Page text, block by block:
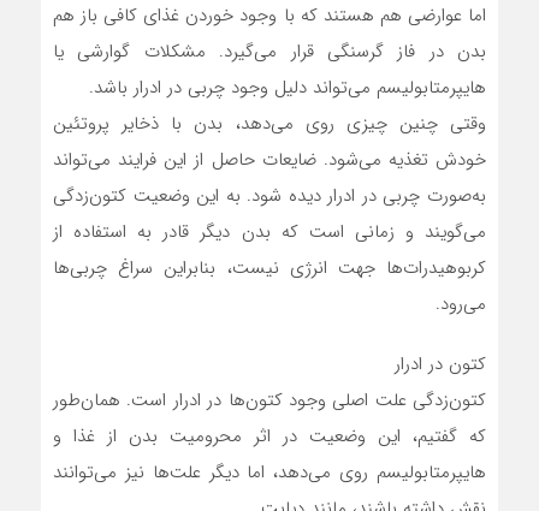
اما عوارضی هم هستند که با وجود خوردن غذای کافی باز هم
بدن در فاز گرسنگی قرار می‌گیرد. مشکلات گوارشی یا
هایپرمتابولیسم می‌تواند دلیل وجود چربی در ادرار باشد.
وقتی چنین چیزی روی می‌دهد، بدن با ذخایر پروتئین
خودش تغذیه می‌شود. ضایعات حاصل از این فرایند می‌تواند
به‌صورت چربی در ادرار دیده شود. به این وضعیت کتون‌زدگی
می‌گویند و زمانی است که بدن دیگر قادر به استفاده از
کربوهیدرات‌ها جهت انرژی نیست، بنابراین سراغ چربی‌ها
می‌رود.
کتون در ادرار
کتون‌زدگی علت اصلی وجود کتون‌ها در ادرار است. همان‌طور
که گفتیم، این وضعیت در اثر محرومیت بدن از غذا و
هایپرمتابولیسم روی می‌دهد، اما دیگر علت‌ها نیز می‌توانند